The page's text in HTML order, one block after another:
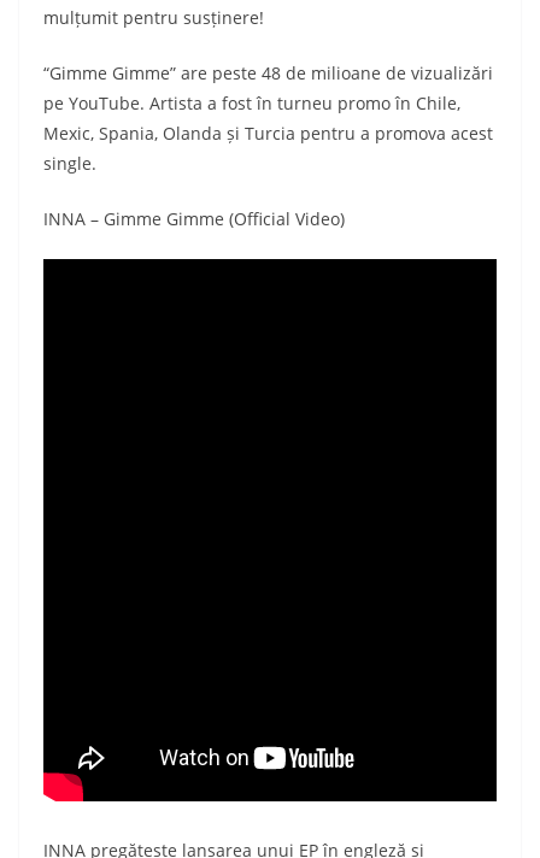
mulțumit pentru susținere!
“Gimme Gimme” are peste 48 de milioane de vizualizări
pe YouTube. Artista a fost în turneu promo în Chile,
Mexic, Spania, Olanda și Turcia pentru a promova acest
single.
INNA – Gimme Gimme (Official Video)
INNA pregătește lansarea unui EP în engleză și